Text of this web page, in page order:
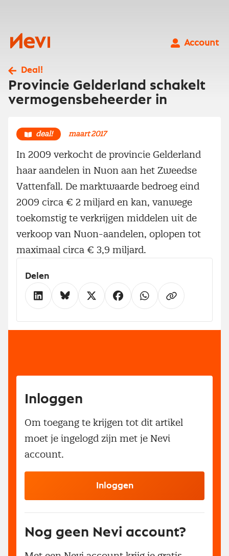
Nevi
Account
Deal!
Provincie Gelderland schakelt
vermogensbeheerder in
deal! maart 2017
In 2009 verkocht de provincie Gelderland
haar aandelen in Nuon aan het Zweedse
Vattenfall. De marktwaarde bedroeg eind
2009 circa € 2 miljard en kan, vanwege
toekomstig te verkrijgen middelen uit de
verkoop van Nuon-aandelen, oplopen tot
maximaal circa € 3,9 miljard.
Delen
Inloggen
Om toegang te krijgen tot dit artikel
moet je ingelogd zijn met je Nevi
account.
Inloggen
Nog geen Nevi account?